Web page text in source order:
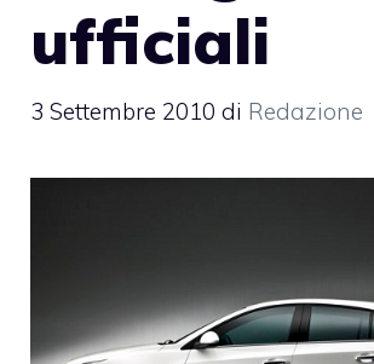
ufficiali
3 Settembre 2010 di Redazione